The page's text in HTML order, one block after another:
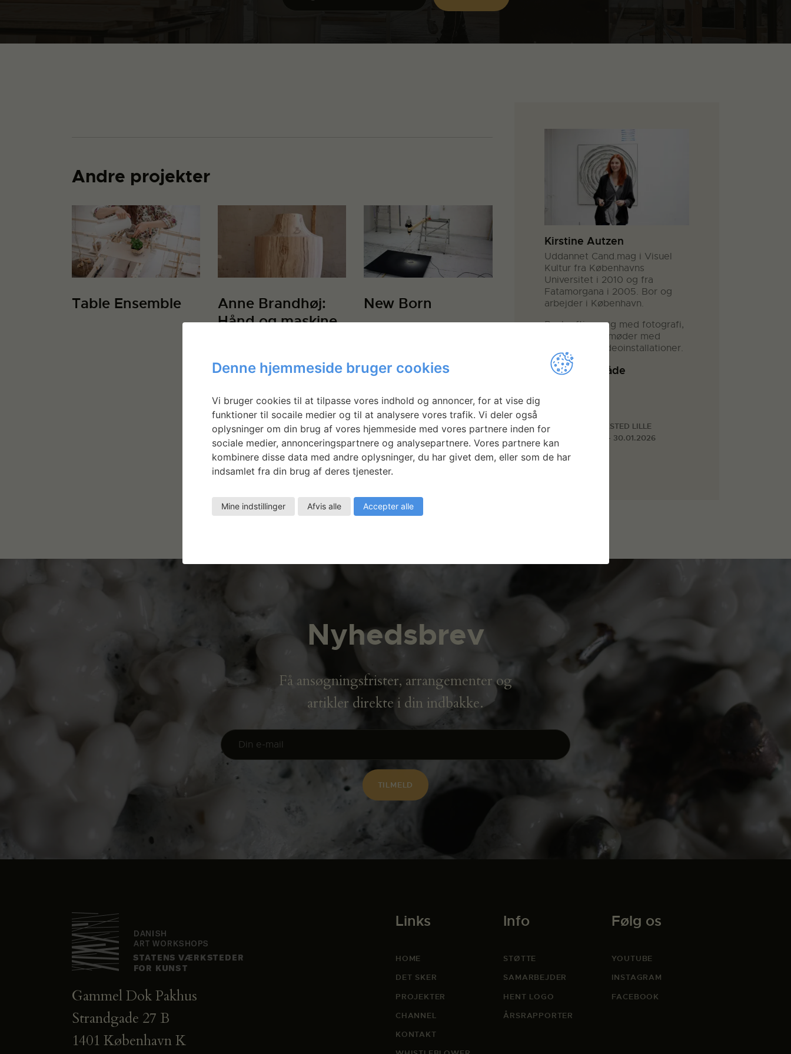
Andre projekter
Table Ensemble
Anne Brandhøj:
Hånd og maskine
New Born
Kirstine Autzen
Uddannet Cand.mag i Visuel
Kultur fra Københavns
Universitet i 2010 og fra
Fatamorgana i 2005. Bor og
arbejder i København.
Beskæftiger sig med fotografi,
ofte i rumlige møder med
skulptur og videoinstallationer.
Arbejdsområde
FOTOVÆRKSTED LILLE
05.01.2026 - 30.01.2026
Nyhedsbrev
Få ansøgningsfrister, arrangementer og
artikler direkte i din indbakke.
Gammel Dok Pakhus
Strandgade 27 B
1401 København K
Links
HOME
DET SKER
PROJEKTER
CHANNEL
KONTAKT
Info
STØTTE
SAMARBEJDER
HENT LOGO
ÅRSRAPPORTER
Følg os
YOUTUBE
INSTAGRAM
FACEBOOK
Denne hjemmeside bruger cookies
Vi bruger cookies til at tilpasse vores indhold og annoncer, for at vise dig
funktioner til socaile medier og til at analysere vores trafik. Vi deler også
oplysninger om din brug af vores hjemmeside med vores partnere inden for
sociale medier, annonceringspartnere og analysepartnere. Vores partnere kan
kombinere disse data med andre oplysninger, du har givet dem, eller som de har
indsamlet fra din brug af deres tjenester.
Mine indstillinger Afvis alle Accepter alle